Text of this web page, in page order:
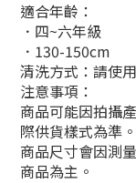
適合年齡：
．四~六年級
．130-150cm
清洗方式：請使
注意事項：
商品可能因拍攝
際供貨樣式為準。
商品尺寸會因測
商品為主。